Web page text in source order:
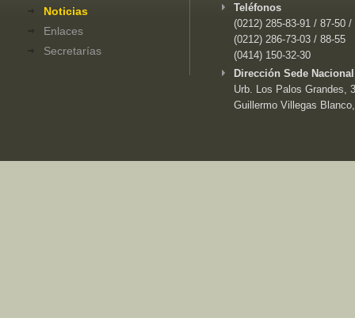
Noticias
Enlaces
Secretarías
Teléfonos
(0212) 285-83-91 / 87-50 /
(0212) 286-73-03 / 88-55
(0414) 150-32-30
Dirección Sede
Urb. Los Palos Grandes,
Guillermo Villegas